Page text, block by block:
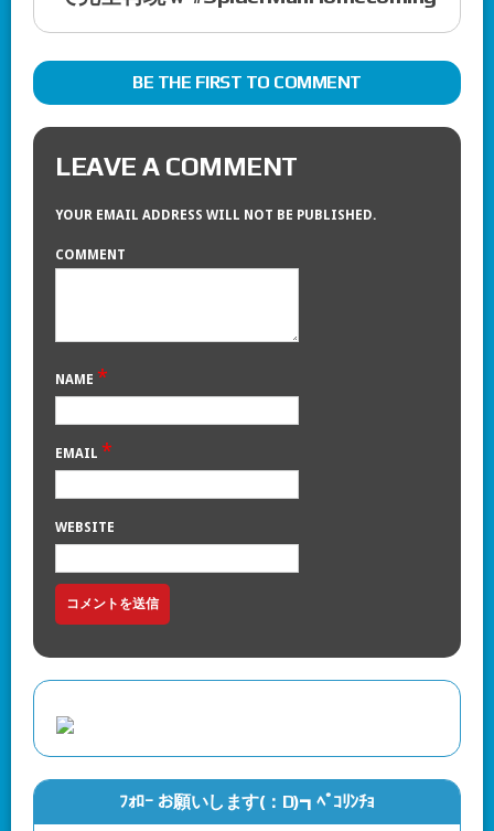
BE THE FIRST TO COMMENT
LEAVE A COMMENT
YOUR EMAIL ADDRESS WILL NOT BE PUBLISHED.
COMMENT
NAME *
EMAIL *
WEBSITE
ﾌｫﾛｰ お願いします(：D)┓ﾍﾟｺﾘﾝﾁｮ